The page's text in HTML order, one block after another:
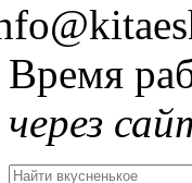
Время
через